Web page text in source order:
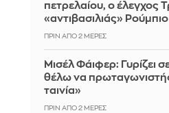
πετρελαίου, ο έλεγχος
«αντιβασιλιάς» Ρούμπιο
ΠΡΙΝ ΑΠΌ 2 ΜΈΡΕΣ
Μισέλ Φάιφερ: Γυρίζει
θέλω να
ταινία»
ΠΡΙΝ ΑΠΌ 2 ΜΈΡΕΣ